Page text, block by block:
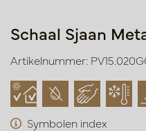
Schaal Sjaan
Artikelnummer:
Symbolen index